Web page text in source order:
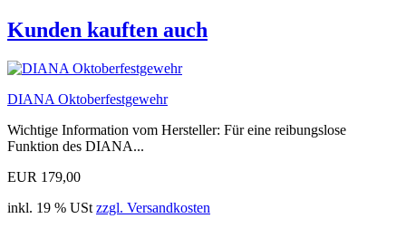
Kunden kauften auch
DIANA Oktoberfestgewehr
Wichtige Information vom Hersteller: Für eine reibungslose
Funktion des DIANA...
EUR 179,00
inkl. 19 % USt zzgl. Versandkosten